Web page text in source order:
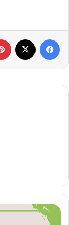
فيسبوك
مهارات
التفكير